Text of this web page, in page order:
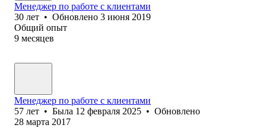
Менеджер по работе с клиентами
30 лет • Обновлено 3 июня 2019
Общий опыт
9 месяцев
Менеджер по работе с клиентами
57 лет • Была 12 февраля 2025 • Обновлено
28 марта 2017